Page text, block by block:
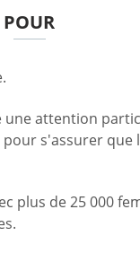
POUR
une attention
s'assurer que
plus de 25 000